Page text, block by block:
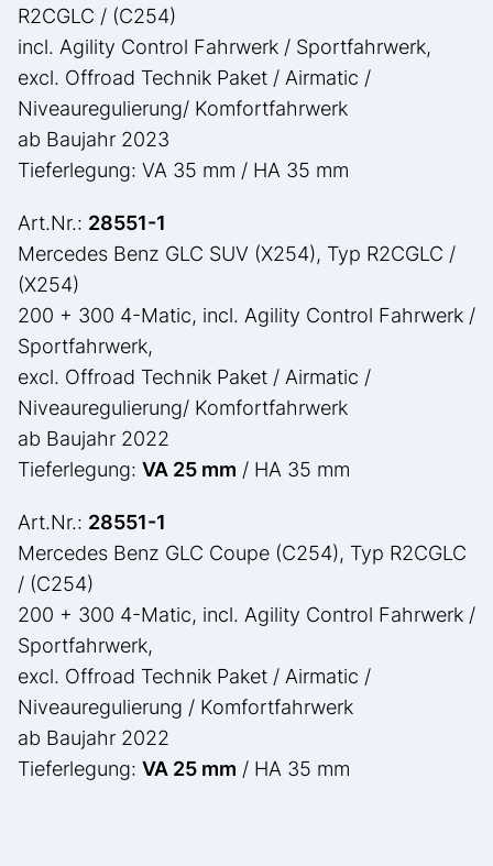
R2CGLC / (C254)
incl. Agility Control Fahrwerk / Sportfahrwerk,
excl. Offroad Technik Paket / Airmatic /
Niveauregulierung/ Komfortfahrwerk
ab Baujahr 2023
Tieferlegung: VA 35 mm / HA 35 mm
Art.Nr.: 28551-1
Mercedes Benz GLC SUV (X254), Typ R2CGLC /
(X254)
200 + 300 4-Matic, incl. Agility Control Fahrwerk /
Sportfahrwerk,
excl. Offroad Technik Paket / Airmatic /
Niveauregulierung/ Komfortfahrwerk
ab Baujahr 2022
Tieferlegung: VA 25 mm / HA 35 mm
Art.Nr.: 28551-1
Mercedes Benz GLC Coupe (C254), Typ R2CGLC
/ (C254)
200 + 300 4-Matic, incl. Agility Control Fahrwerk /
Sportfahrwerk,
excl. Offroad Technik Paket / Airmatic /
Niveauregulierung / Komfortfahrwerk
ab Baujahr 2022
Tieferlegung: VA 25 mm / HA 35 mm